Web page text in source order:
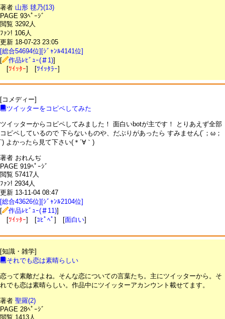
著者 山形 毬乃(13)
PAGE 93ﾍﾟｰｼﾞ
閲覧 3292人
ﾌｧﾝ! 106人
更新 18-07-23 23:05
[総合54694位][ｼﾞｬﾝﾙ4141位]
[
作品ﾚﾋﾞｭｰ(＃1)]
[ﾂｲｯﾀｰ] [ﾂｲｯﾀﾗｰ]
[コメディー]
ツイッターをコピペしてみた
ツイッターからコピペしてみました！ 面白いbotが主です！ とりあえず全部
コピペしているので 下らないものや、だぶりがあったら すみません(´；ω；
`) よかったら見て下さい(＊´∀｀)
著者 おれんぢ
PAGE 919ﾍﾟｰｼﾞ
閲覧 57417人
ﾌｧﾝ! 2934人
更新 13-11-04 08:47
[総合43626位][ｼﾞｬﾝﾙ2104位]
[
作品ﾚﾋﾞｭｰ(＃11)]
[ﾂｲｯﾀｰ] [ｺﾋﾟﾍﾟ ] [面白い]
[知識・雑学]
それでも恋は素晴らしい
恋って素敵だよね。そんな恋についての言葉たち。主にツイッターから。そ
れでも恋は素晴らしい。作品中にツイッターアカンウント載せてます。
著者 聖羅(2)
PAGE 28ﾍﾟｰｼﾞ
閲覧 1413人